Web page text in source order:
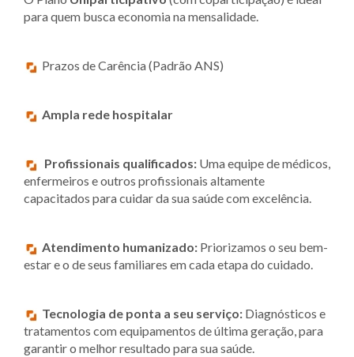
para quem busca economia na mensalidade.
Prazos de Carência (Padrão ANS)
Ampla rede hospitalar
Profissionais qualificados: Uma equipe de médicos,
enfermeiros e outros profissionais altamente
capacitados para cuidar da sua saúde com excelência.
Atendimento humanizado: Priorizamos o seu bem-
estar e o de seus familiares em cada etapa do cuidado.
Tecnologia de ponta a seu serviço: Diagnósticos e
tratamentos com equipamentos de última geração, para
garantir o melhor resultado para sua saúde.